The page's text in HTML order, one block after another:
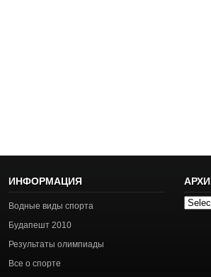
ИНФОРМАЦИЯ
Водные виды спорта
Будапешт 2010
Результаты олимпиады
Все о спорте
Архив